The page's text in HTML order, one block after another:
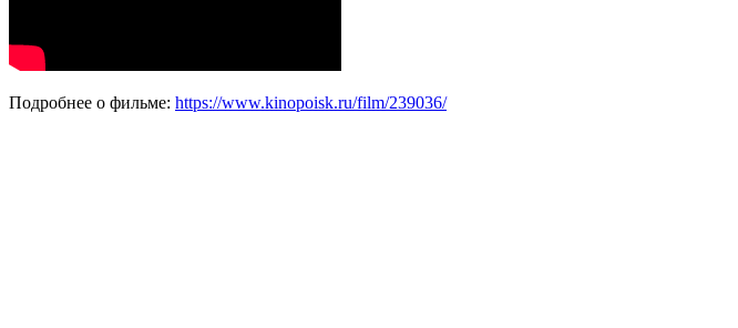
Подробнее о фильме: https://www.kinopoisk.ru/film/239036/